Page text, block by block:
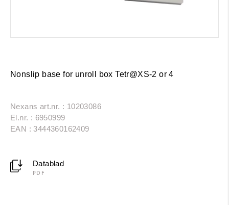
Nonslip base for unroll box Tetr@XS-2 or 4
Nexans art.nr. : 10203086
El.nr. : 6950999
EAN : 3444360162409
Datablad
PDF